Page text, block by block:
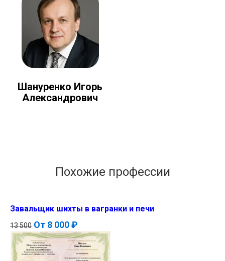
Шануренко Игорь
Александрович
Похожие профессии
Завальщик шихты в вагранки и печи
13 500 От 8 000 ₽